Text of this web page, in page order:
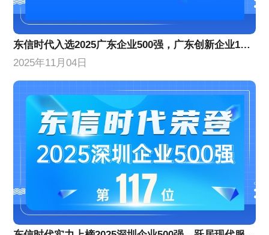
东信时代入选2025广东企业500强，广东创新企业100强
2025年11月04日